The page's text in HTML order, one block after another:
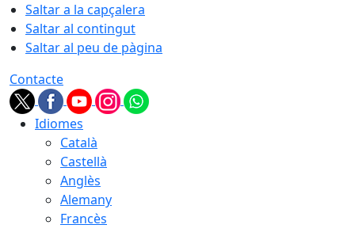
Saltar a la capçalera
Saltar al contingut
Saltar al peu de pàgina
Contacte
Idiomes
Català
Castellà
Anglès
Alemany
Francès